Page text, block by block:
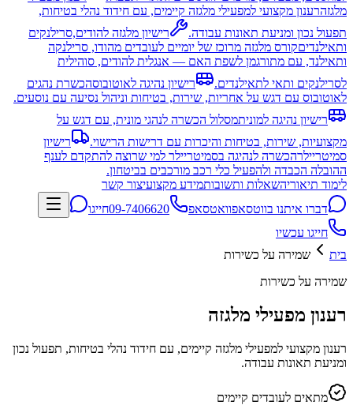
מלגזהרענון מקצועי למפעילי מלגזה קיימים, עם חידוד נהלי בטיחות,
תפעול נכון ומניעת תאונות עבודה.
רישיון מלגזה להודים,סרילנקים
ותאילנדיםקורס מלגזה מרוכז של יומיים לעובדים מהודו, סרילנקה
ותאילנד, עם מתורגמן לשפת האם — אנגלית להודים, סוהילית
לסרילנקים ותאי לתאילנדים.
רישיון נהיגה לאוטובוסהכשרת נהגים
לאוטובוס עם דגש על אחריות, שירות, בטיחות וניהול נסיעה עם נוסעים.
רישיון נהיגה למוניתמסלול הכשרה לנהגי מונית, עם דגש על
מקצועיות, שירות, בטיחות והיכרות עם דרישות הרישוי.
רישיון
סמיטריילרהכשרה לנהיגה בסמיטריילר למי שרוצה להתקדם לענף
ההובלה הכבדה ולהפעיל כלי רכב מורכבים בביטחון.
לימוד תיאוריהשאלות ותשובותמידע מקצועיצור קשר
דברו איתנו בווטסאפוואטסאפ 09-7406620חייגו
חייגו עכשיו
בית
שמירה על כשירות
שמירה על כשירות
רענון מפעילי מלגזה
רענון מקצועי למפעילי מלגזה קיימים, עם חידוד נהלי בטיחות, תפעול נכון
ומניעת תאונות עבודה.
מתאים לעובדים קיימים